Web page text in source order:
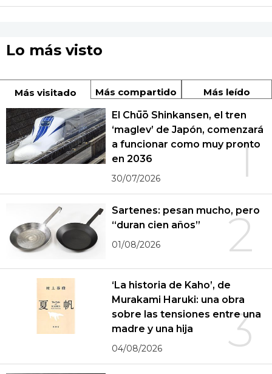
Lo más visto
Más visitado Más compartido Más leído
1
El Chūō Shinkansen, el tren
‘maglev’ de Japón, comenzará
a funcionar como muy pronto
en 2036
30/07/2026
2
Sartenes: pesan mucho, pero
“duran cien años”
01/08/2026
3
‘La historia de Kaho’, de
Murakami Haruki: una obra
sobre las tensiones entre una
madre y una hija
04/08/2026